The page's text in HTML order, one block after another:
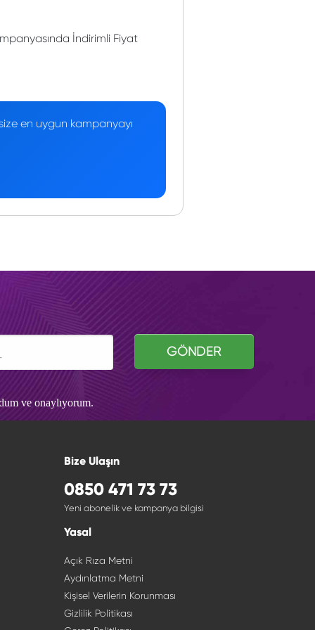
İndirimli Fiyat
en uygun kampanyayı
GÖNDER
ve onaylıyorum.
Bize Ulaşın
0850 471 73 73
Yeni abonelik ve kampanya bilgisi
Yasal
Açık Rıza Metni
Aydınlatma Metni
Kişisel Verilerin Korunması
Gizlilik Politikası